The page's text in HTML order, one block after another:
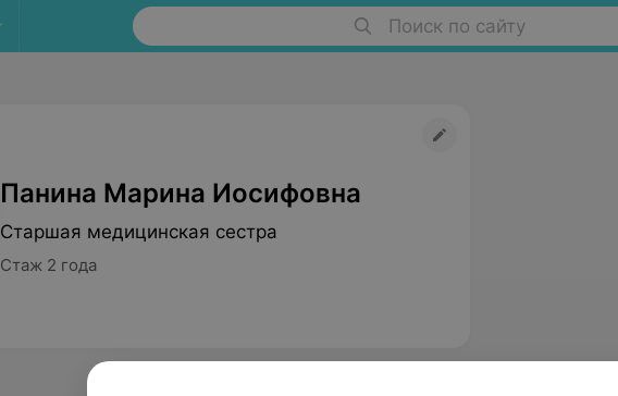
Поиск по сайту
Панина Марина Иосифовна
Старшая медицинская сестра
Стаж 2 года